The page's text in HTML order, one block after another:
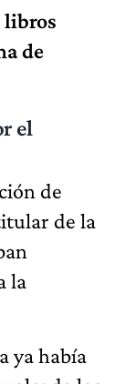
libros
de
el
de
de la
la
ya había